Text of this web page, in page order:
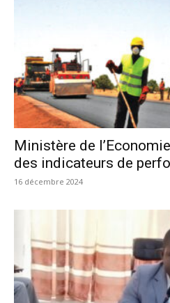
Ministère de
des indicateurs de
16 décembre 2024